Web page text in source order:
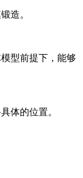
造。
型前提下，能够
体的位置。